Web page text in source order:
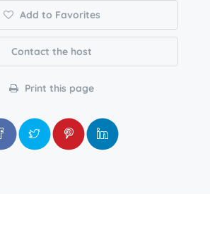
Add to Favorites
Contact the host
Print this page